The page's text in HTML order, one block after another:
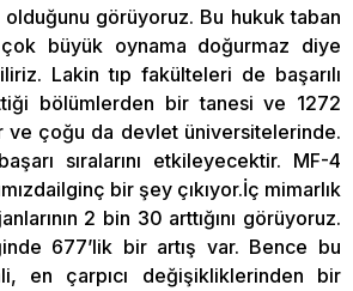
görüyoruz. Bu hukuk taban
çok büyük oynama doğurmaz diye
Lakin tıp fakülteleri de başarılı
bölümlerden bir tanesi ve 1272
ve çoğu da devlet üniversitelerinde.
sıralarını etkileyecektir. MF-4
bir şey çıkıyor.İç mimarlık
2 bin 30 arttığını görüyoruz.
677’lik bir artış var. Bence bu
en çarpıcı değişikliklerinden bir